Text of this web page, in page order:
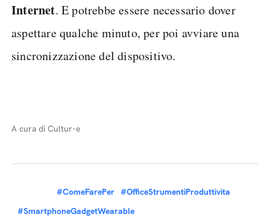
Internet. E potrebbe essere necessario dover
aspettare qualche minuto, per poi avviare una
sincronizzazione del dispositivo.
A cura di Cultur-e
#ComeFarePer #OfficeStrumentiProduttivita
#SmartphoneGadgetWearable